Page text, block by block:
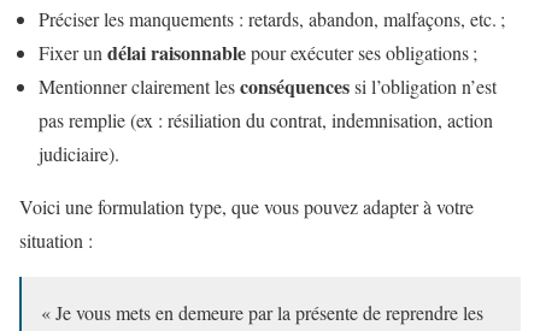
Préciser les manquements : retards, abandon, malfaçons, etc. ;
Fixer un délai raisonnablepour exécuter ses obligations ;
Mentionner clairement lesconséquencessi l’obligation n’est
pas remplie (ex : résiliation du contrat, indemnisation, action
judiciaire).
Voici une formulation type, que vous pouvez adapter à votre
situation :
« Je vous mets en demeure par la présente de reprendre les